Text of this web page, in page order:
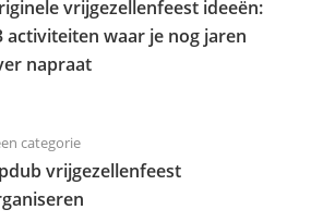
vrijgezellenfeest ideeën:
activiteiten waar je nog jaren
napraat
categorie
vrijgezellenfeest